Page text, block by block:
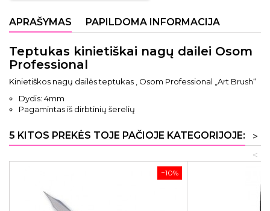
APRAŠYMAS PAPILDOMA INFORMACIJA
Teptukas kinietiškai nagų dailei Osom
Professional
Kinietiškos nagų dailės teptukas , Osom Professional „Art Brush“
Dydis: 4mm
Pagamintas iš dirbtinių šerelių
5 KITOS PREKĖS TOJE PAČIOJE KATEGORIJOJE:
>
<
−10%